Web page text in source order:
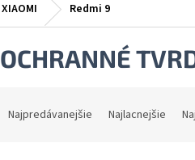
XIAOMI Redmi 9
OCHRANNÉ
Najpredávanejšie Najlacnejšie